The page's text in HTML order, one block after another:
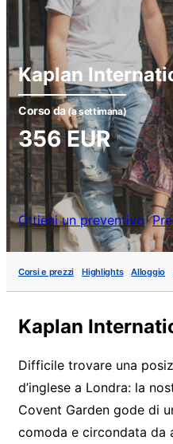
Kaplan
Corso da (a settimana)
356EUR
Ottieni un preventivo
Corsi e prezzi Highlights Alloggio
Kaplan
Difficile trovare una
d’inglese a Londra: la
Covent Garden gode di
comoda e circondata da